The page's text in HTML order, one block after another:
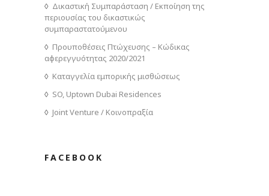
Δικαστική Συμπαράσταση / Εκποίηση της
περιουσίας του δικαστικώς
συμπαραστατούμενου
Προυποθέσεις Πτώχευσης – Κώδικας
αφερεγγυότητας 2020/2021
Καταγγελία εμπορικής μισθώσεως
SO, Uptown Dubai Residences
Joint Venture / Κοινοπραξία
FACEBOOK